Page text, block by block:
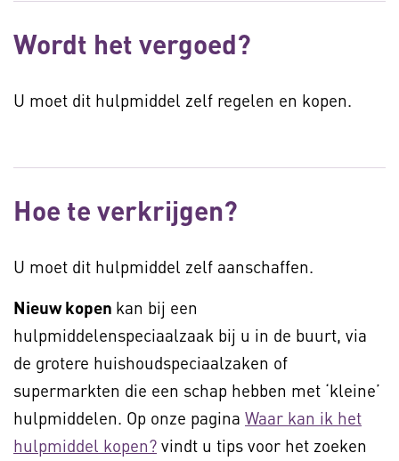
Wordt het vergoed?
U moet dit hulpmiddel zelf regelen en kopen.
Hoe te verkrijgen?
U moet dit hulpmiddel zelf aanschaffen.
Nieuw kopen kan bij een
hulpmiddelenspeciaalzaak bij u in de buurt, via
de grotere huishoudspeciaalzaken of
supermarkten die een schap hebben met ‘kleine’
hulpmiddelen. Op onze pagina Waar kan ik het
hulpmiddel kopen? vindt u tips voor het zoeken